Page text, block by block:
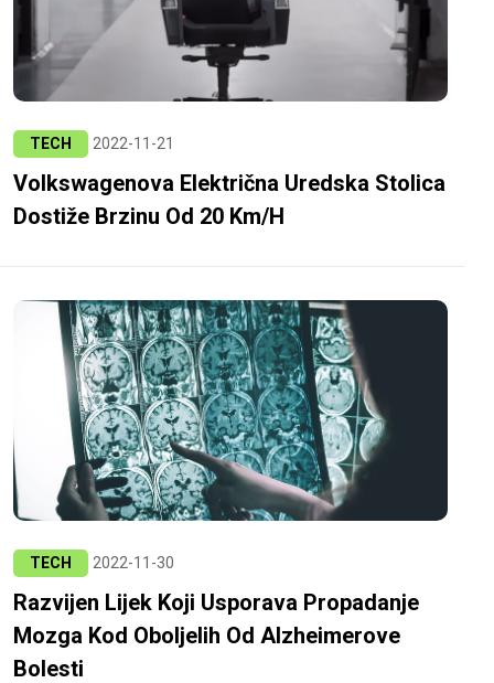
TECH 2022-11-21
Volkswagenova Električna Uredska Stolica
Dostiže Brzinu Od 20 Km/h
TECH 2022-11-30
Razvijen Lijek Koji Usporava Propadanje
Mozga Kod Oboljelih Od Alzheimerove
Bolesti